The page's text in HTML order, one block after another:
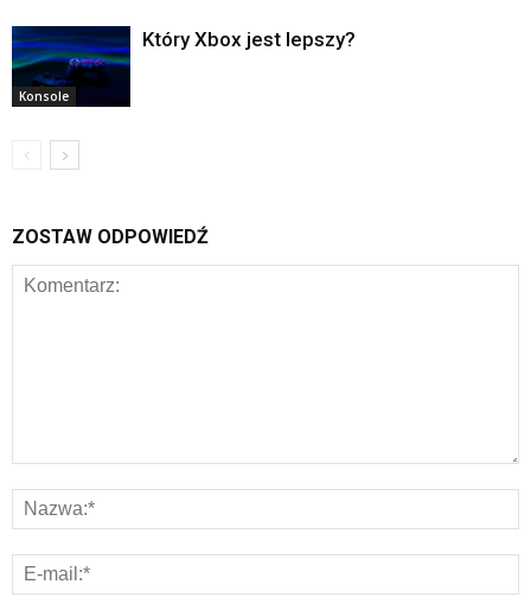
Konsole
Który Xbox jest lepszy?
ZOSTAW ODPOWIEDŹ